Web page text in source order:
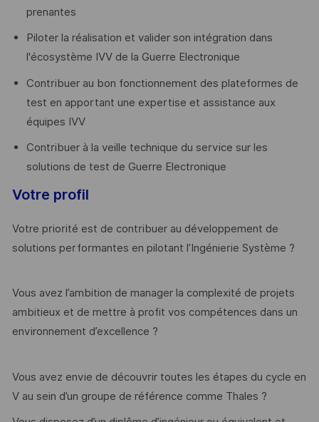
prenantes
Piloter la réalisation et valider son intégration dans
l'écosystème IVV de la Guerre Electronique
Contribuer au bon fonctionnement des plateformes de
test en apportant une expertise et assistance aux
équipes IVV
Contribuer à la veille technique du service sur les
solutions de test de Guerre Electronique
Votre profil
Votre priorité est de contribuer au développement de
solutions performantes en pilotant l’Ingénierie Système ?
Vous avez l’ambition de manager la complexité de projets
ambitieux et de mettre à profit vos compétences dans un
environnement d’excellence ?
Vous avez envie de découvrir toutes les étapes du cycle en
V au sein d’un groupe de référence comme Thales ?